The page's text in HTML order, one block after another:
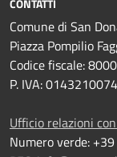
CONTATTI
Comune di San
Piazza Pompilio
Codice fiscale:
P. IVA:
Ufficio relazioni
Numero verde: